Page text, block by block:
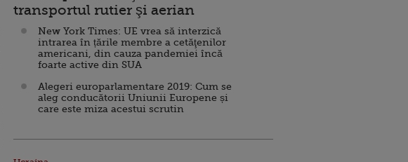
transportul rutier şi aerian
New York Times: UE vrea să interzică
intrarea în țările membre a cetăţenilor
americani, din cauza pandemiei încă
foarte active din SUA
Alegeri europarlamentare 2019: Cum se
aleg conducătorii Uniunii Europene și
care este miza acestui scrutin